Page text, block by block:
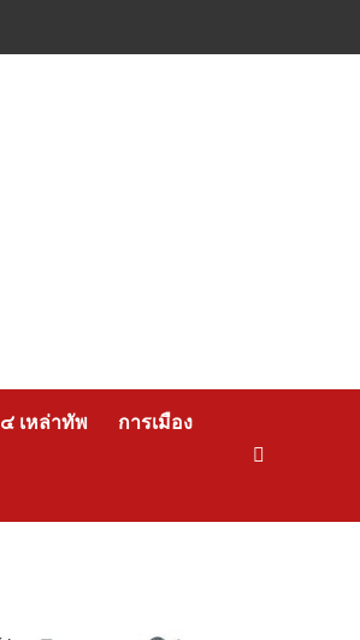
๔ เหล่าทัพ การเมือง